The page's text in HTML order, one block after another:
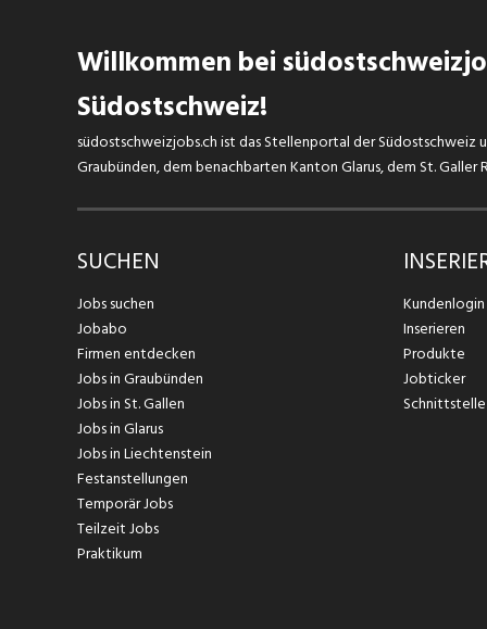
Willkommen bei
Südostschweiz!
südostschweizjobs.ch ist das Stellenportal der Südostschweiz
Graubünden, dem benachbarten Kanton Glarus, dem St.
SUCHEN
Jobs suchen
Jobabo
Firmen entdecken
Jobs in Graubünden
Jobs in St. Gallen
Jobs in Glarus
Jobs in Liechtenstein
Festanstellungen
Temporär Jobs
Teilzeit Jobs
Praktikum
Kundenlogin
Inserieren
Produkte
Jobticker
Schnittstelle